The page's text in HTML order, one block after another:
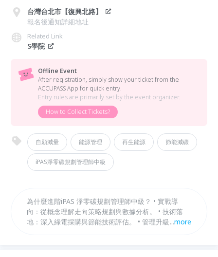
台灣台北市【復興北路】
報名後通知詳細地址
Related Link
S學院
Offline Event
After registration, simply show your ticket from the
ACCUPASS App for quick entry.
Entry rules are primarily set by the event organizer.
How to Collect Tickets?
自願減量 能源管理 再生能源 節能減碳
iPAS淨零碳規劃管理師中級
為什麼進階iPAS 淨零碳規劃管理師中級？ • 實戰導
向：從概念理解走向策略規劃與數據分析。 • 技術落
地：深入綠電採購與節能技術評估。 • 管理升級：掌握
...more